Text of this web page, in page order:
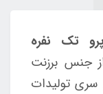
تک نفره
جنس برزنت
سری تولیدات